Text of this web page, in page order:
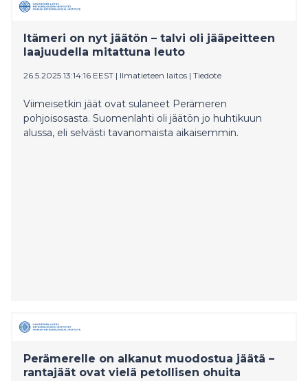
Itämeri on nyt jäätön – talvi oli jääpeitteen
laajuudella mitattuna leuto
26.5.2025 13:14:16 EEST | Ilmatieteen laitos | Tiedote
Viimeisetkin jäät ovat sulaneet Perämeren
pohjoisosasta. Suomenlahti oli jäätön jo huhtikuun
alussa, eli selvästi tavanomaista aikaisemmin.
Perämerelle on alkanut muodostua jäätä –
rantajäät ovat vielä petollisen ohuita